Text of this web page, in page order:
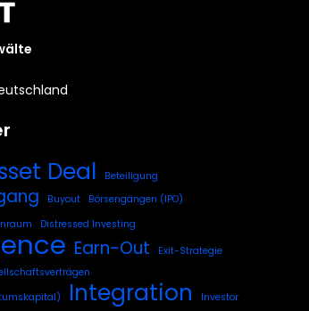
Deal Beteiligung
Buyout Börsengängen (IPO)
Distressed Investing
Earn-Out
Exit-Strategie
Integration
Investor